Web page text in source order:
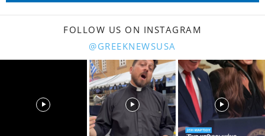
FOLLOW US ON INSTAGRAM
@GREEKNEWSUSA